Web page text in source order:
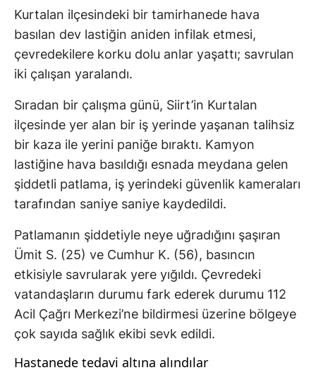
Kurtalan ilçesindeki bir tamirhanede hava
basılan dev lastiğin aniden infilak etmesi,
çevredekilere korku dolu anlar yaşattı; savrulan
iki çalışan yaralandı.
Sıradan bir çalışma günü, Siirt’in Kurtalan
ilçesinde yer alan bir iş yerinde yaşanan talihsiz
bir kaza ile yerini paniğe bıraktı. Kamyon
lastiğine hava basıldığı esnada meydana gelen
şiddetli patlama, iş yerindeki güvenlik kameraları
tarafından saniye saniye kaydedildi.
Patlamanın şiddetiyle neye uğradığını şaşıran
Ümit S. (25) ve Cumhur K. (56), basıncın
etkisiyle savrularak yere yığıldı. Çevredeki
vatandaşların durumu fark ederek durumu 112
Acil Çağrı Merkezi’ne bildirmesi üzerine bölgeye
çok sayıda sağlık ekibi sevk edildi.
Hastanede tedavi altına alındılar